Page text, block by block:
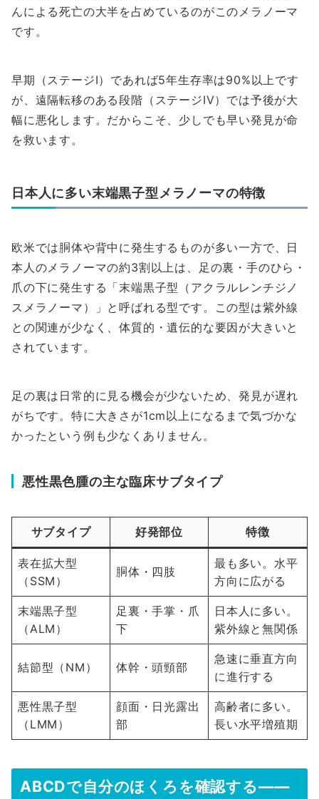
んによる死亡の大半を占めているのがこのメラノーマ
です。
早期（ステージI）であれば5年生存率は90%以上です
が、遠隔転移のある段階（ステージIV）では予後が大
幅に悪化します。だからこそ、少しでも早い発見が命
を救います。
日本人に多い末端黒子型メラノーマの特徴
欧米では胴体や背中に発生するものが多い一方で、日
本人のメラノーマの約3割以上は、足の裏・手のひら・
爪の下に発生する「末端黒子型（アクラルレンチジノ
スメラノーマ）」と呼ばれる型です。この型は紫外線
との関連が少なく、体質的・遺伝的な要因が大きいと
されています。
足の裏は日常的に見る機会が少ないため、発見が遅れ
がちです。特に大きさが1cm以上になるまで気づかな
かったという例も少なくありません。
悪性黒色腫の主な臨床サブタイプ
サブタイプ 好発部位 特徴
表在拡大型
（SSM）
胴体・四肢
最も多い。水平
方向に広がる
末端黒子型
（ALM）
足裏・手掌・爪
下
日本人に多い。
紫外線と無関係
結節型（NM） 体幹・頭頸部
急速に垂直方向
に進行する
悪性黒子型
（LMM）
顔面・日光露出
部
高齢者に多い。
長い水平増殖期
ABCDで自分のほくろを確認する――